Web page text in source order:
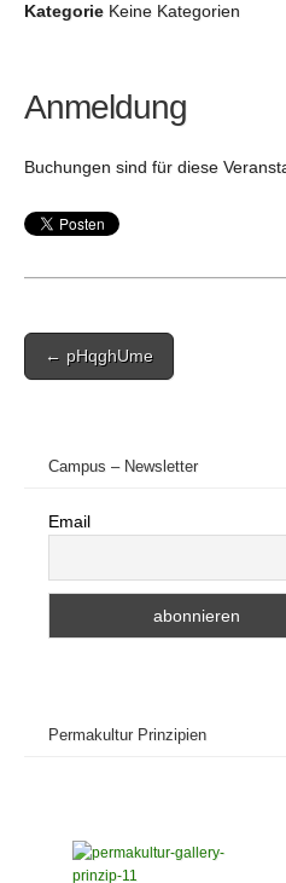
Kategorie Keine Kategorien
Anmeldung
Buchungen sind für diese
Post
navigation
← pHqghUme
Campus – Newsletter
Email
Permakultur Prinzipien